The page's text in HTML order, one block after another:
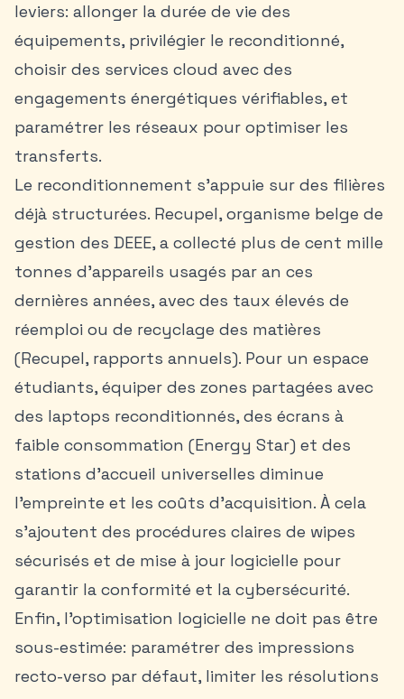
leviers: allonger la durée de vie des
équipements, privilégier le reconditionné,
choisir des services cloud avec des
engagements énergétiques vérifiables, et
paramétrer les réseaux pour optimiser les
transferts.
Le reconditionnement s’appuie sur des filières
déjà structurées. Recupel, organisme belge de
gestion des DEEE, a collecté plus de cent mille
tonnes d’appareils usagés par an ces
dernières années, avec des taux élevés de
réemploi ou de recyclage des matières
(Recupel, rapports annuels). Pour un espace
étudiants, équiper des zones partagées avec
des laptops reconditionnés, des écrans à
faible consommation (Energy Star) et des
stations d’accueil universelles diminue
l’empreinte et les coûts d’acquisition. À cela
s’ajoutent des procédures claires de wipes
sécurisés et de mise à jour logicielle pour
garantir la conformité et la cybersécurité.
Enfin, l’optimisation logicielle ne doit pas être
sous-estimée: paramétrer des impressions
recto-verso par défaut, limiter les résolutions